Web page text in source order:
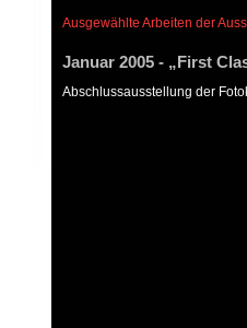
Ausgewählte Arbeiten der
Januar 2005 - „First
Abschlussausstellung der